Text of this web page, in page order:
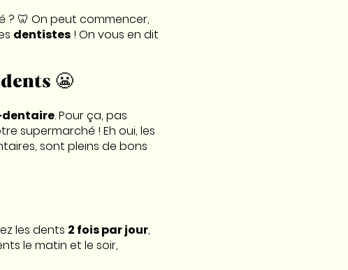
🦷 On peut commencer,
dentistes! On vous en dit
😬
dentaire. Pour ça, pas
supermarché ! Eh oui, les
sont pleins de bons
les dents 2 fois par jour,
le matin et le soir,